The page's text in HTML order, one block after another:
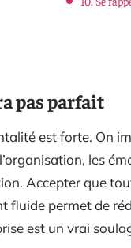
pas parfait
est forte. On
les
Accepter que
fluide permet de
est un vrai